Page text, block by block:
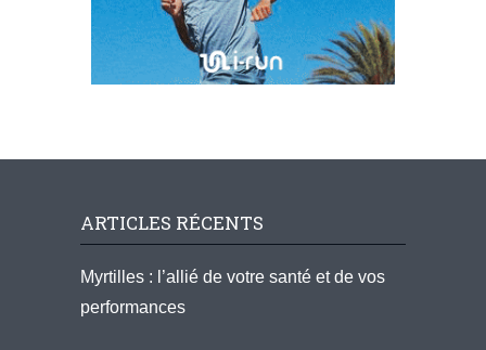
ARTICLES RÉCENTS
Myrtilles : l’allié de votre santé et de vos
performances